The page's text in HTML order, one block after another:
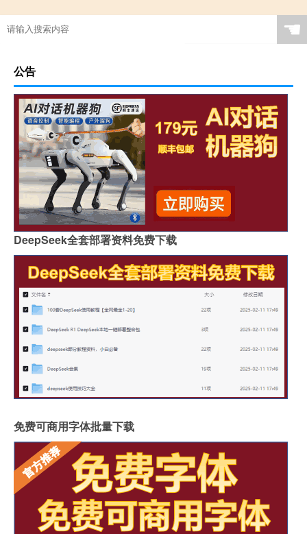
☚
公告
DeepSeek全套部署资料免费下载
免费可商用字体批量下载